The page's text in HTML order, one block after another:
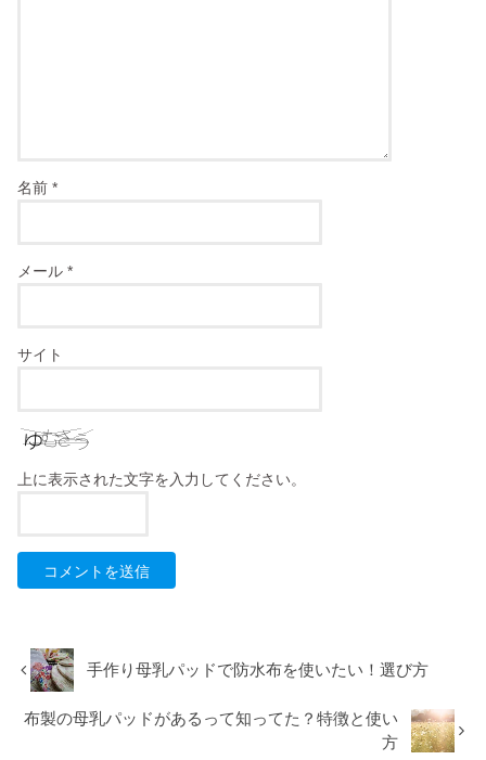
名前*
メール*
サイト
上に表示された文字を入力してください。
手作り母乳パッドで防水布を使いたい！選び方
布製の母乳パッドがあるって知ってた？特徴と使い
方